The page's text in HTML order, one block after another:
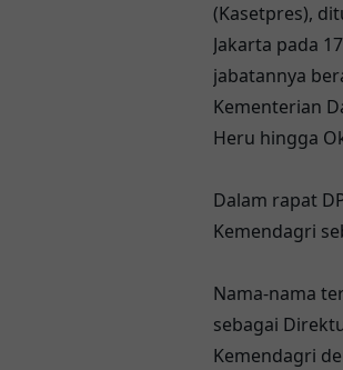
(Kasetpres),
Jakarta pada
jabatannya
Kementerian
Heru hingga
Dalam rapat
Kemendagri
Nama-nama
sebagai
Kemendagri